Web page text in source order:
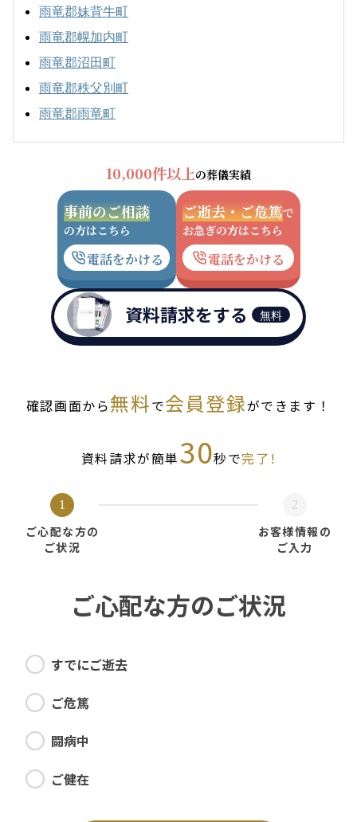
雨竜郡妹背牛町
雨竜郡幌加内町
雨竜郡沼田町
雨竜郡秩父別町
雨竜郡雨竜町
10,000件以上の葬儀実績
事前のご相談
の方はこちら
電話をかける
ご逝去・ご危篤で
お急ぎの方はこちら
電話をかける
資料請求をする 無料
確認画面から無料で会員登録ができます！
資料請求が簡単30秒で完了!
1
ご心配な方の
ご状況
2
お客様情報の
ご入力
ご心配な方のご状況
すでにご逝去
ご危篤
闘病中
ご健在